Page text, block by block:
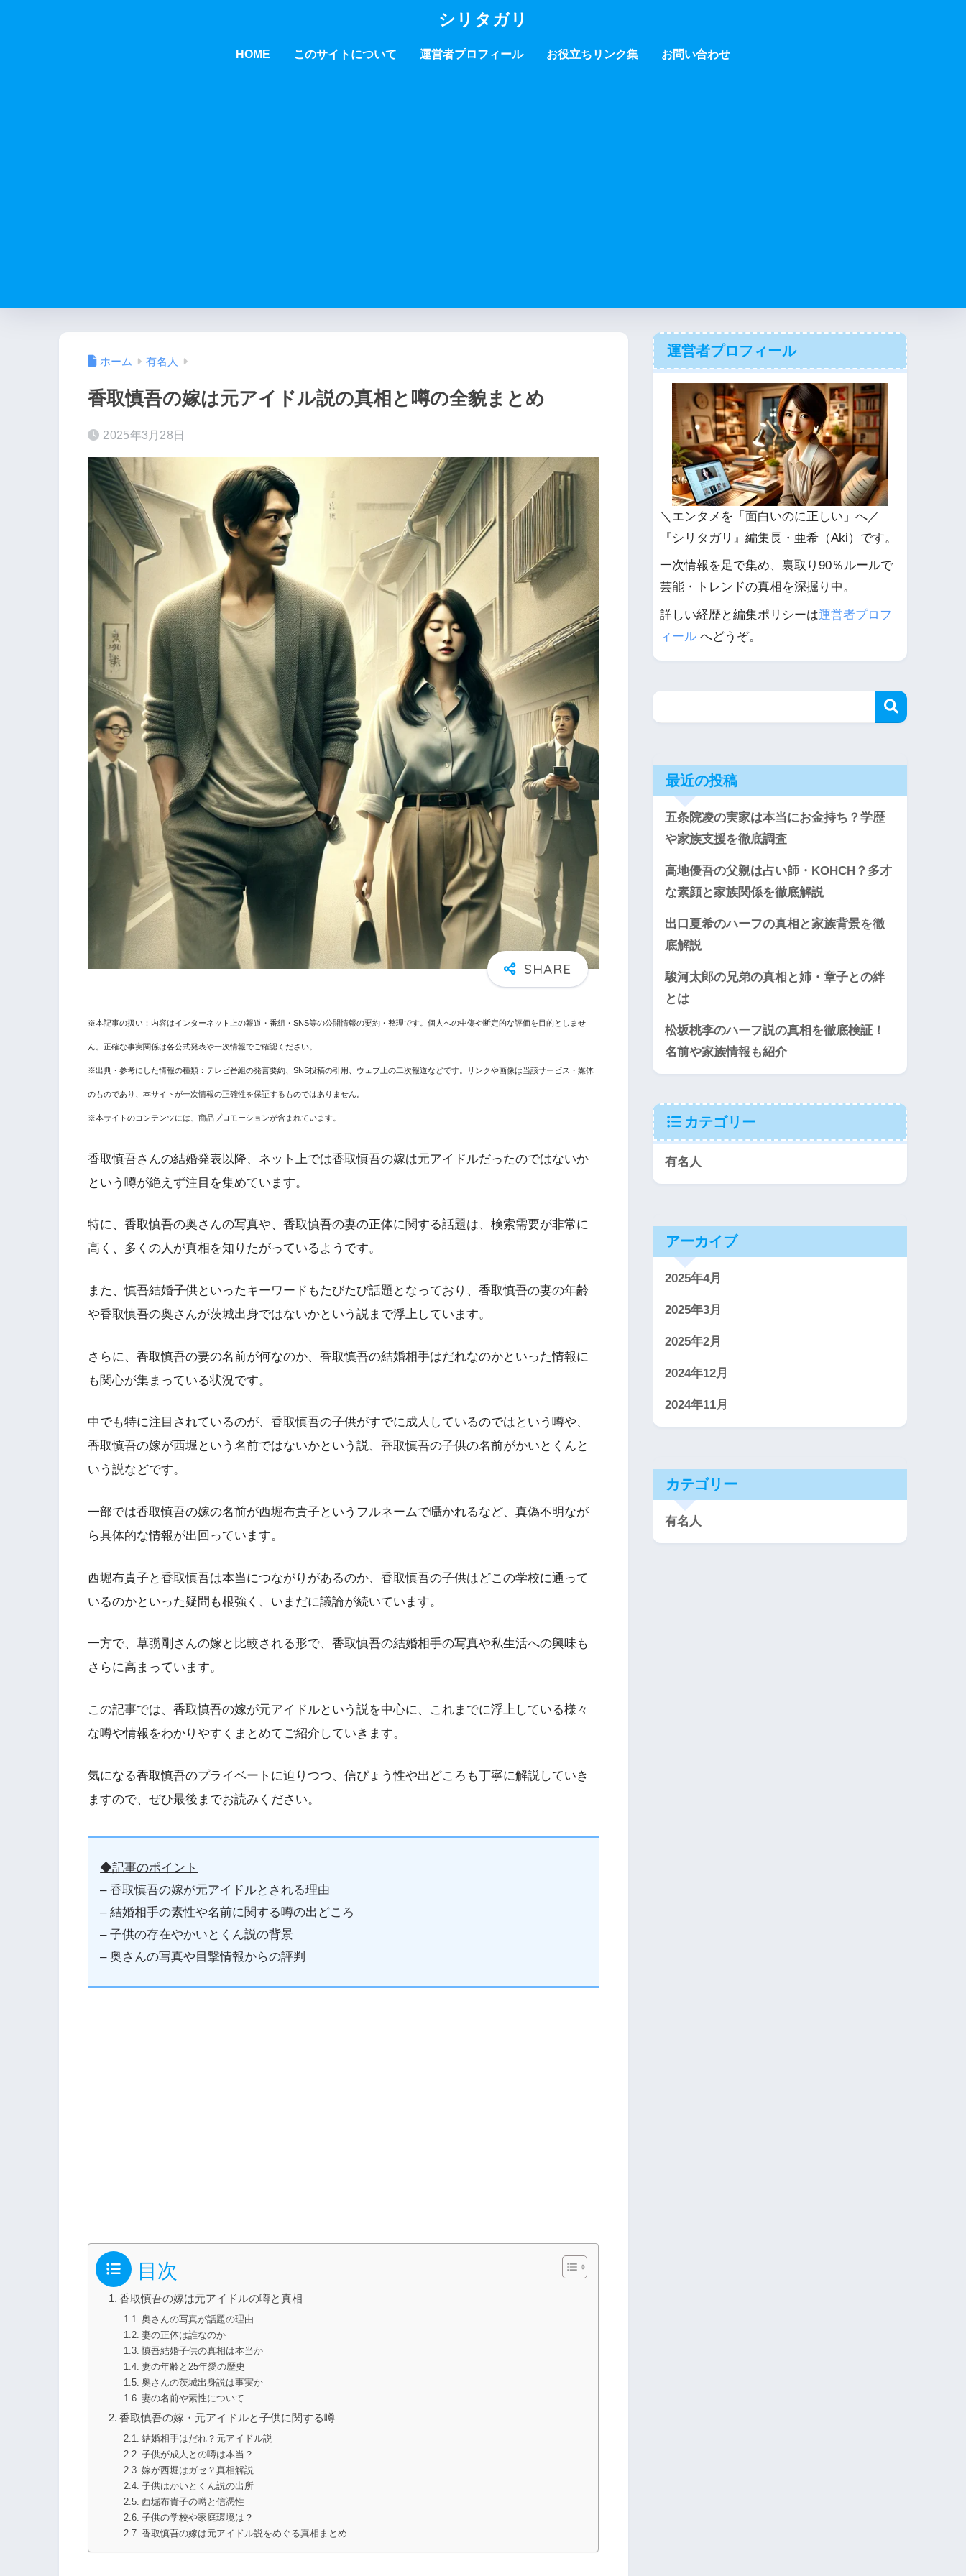
シリタガリ
HOME このサイトについて 運営者プロフィール お役立ちリンク集 お問い合わせ
ホーム 有名人
香取慎吾の嫁は元アイドル説の真相と噂の全貌まとめ
2025年3月28日
※本記事の扱い：内容はインターネット上の報道・番組・SNS等の公開情報の要約・整理です。個人への中傷や断定的な評価を目的としませ
ん。正確な事実関係は各公式発表や一次情報でご確認ください。
※出典・参考にした情報の種類：テレビ番組の発言要約、SNS投稿の引用、ウェブ上の二次報道などです。リンクや画像は当該サービス・媒体
のものであり、本サイトが一次情報の正確性を保証するものではありません。
※本サイトのコンテンツには、商品プロモーションが含まれています。
香取慎吾さんの結婚発表以降、ネット上では香取慎吾の嫁は元アイドルだったのではないか
という噂が絶えず注目を集めています。
特に、香取慎吾の奥さんの写真や、香取慎吾の妻の正体に関する話題は、検索需要が非常に
高く、多くの人が真相を知りたがっているようです。
また、慎吾結婚子供といったキーワードもたびたび話題となっており、香取慎吾の妻の年齢
や香取慎吾の奥さんが茨城出身ではないかという説まで浮上しています。
さらに、香取慎吾の妻の名前が何なのか、香取慎吾の結婚相手はだれなのかといった情報に
も関心が集まっている状況です。
中でも特に注目されているのが、香取慎吾の子供がすでに成人しているのではという噂や、
香取慎吾の嫁が西堀という名前ではないかという説、香取慎吾の子供の名前がかいとくんと
いう説などです。
一部では香取慎吾の嫁の名前が西堀布貴子というフルネームで囁かれるなど、真偽不明なが
ら具体的な情報が出回っています。
西堀布貴子と香取慎吾は本当につながりがあるのか、香取慎吾の子供はどこの学校に通って
いるのかといった疑問も根強く、いまだに議論が続いています。
一方で、草彅剛さんの嫁と比較される形で、香取慎吾の結婚相手の写真や私生活への興味も
さらに高まっています。
この記事では、香取慎吾の嫁が元アイドルという説を中心に、これまでに浮上している様々
な噂や情報をわかりやすくまとめてご紹介していきます。
気になる香取慎吾のプライベートに迫りつつ、信ぴょう性や出どころも丁寧に解説していき
ますので、ぜひ最後までお読みください。
◆記事のポイント
– 香取慎吾の嫁が元アイドルとされる理由
– 結婚相手の素性や名前に関する噂の出どころ
– 子供の存在やかいとくん説の背景
– 奥さんの写真や目撃情報からの評判
目次
香取慎吾の嫁は元アイドルの噂と真相
奥さんの写真が話題の理由
妻の正体は誰なのか
慎吾結婚子供の真相は本当か
妻の年齢と25年愛の歴史
奥さんの茨城出身説は事実か
妻の名前や素性について
香取慎吾の嫁・元アイドルと子供に関する噂
結婚相手はだれ？元アイドル説
子供が成人との噂は本当？
嫁が西堀はガセ？真相解説
子供はかいとくん説の出所
西堀布貴子の噂と信憑性
子供の学校や家庭環境は？
香取慎吾の嫁は元アイドル説をめぐる真相まとめ
運営者プロフィール
＼エンタメを「面白いのに正しい」へ／
『シリタガリ』編集長・亜希（Aki）です。
一次情報を足で集め、裏取り90％ルールで
芸能・トレンドの真相を深掘り中。
詳しい経歴と編集ポリシーは運営者プロフ
ィール へどうぞ。
最近の投稿
五条院凌の実家は本当にお金持ち？学歴
や家族支援を徹底調査
高地優吾の父親は占い師・KOHCH？多才
な素顔と家族関係を徹底解説
出口夏希のハーフの真相と家族背景を徹
底解説
駿河太郎の兄弟の真相と姉・章子との絆
とは
松坂桃李のハーフ説の真相を徹底検証！
名前や家族情報も紹介
カテゴリー
有名人
アーカイブ
2025年4月
2025年3月
2025年2月
2024年12月
2024年11月
カテゴリー
有名人